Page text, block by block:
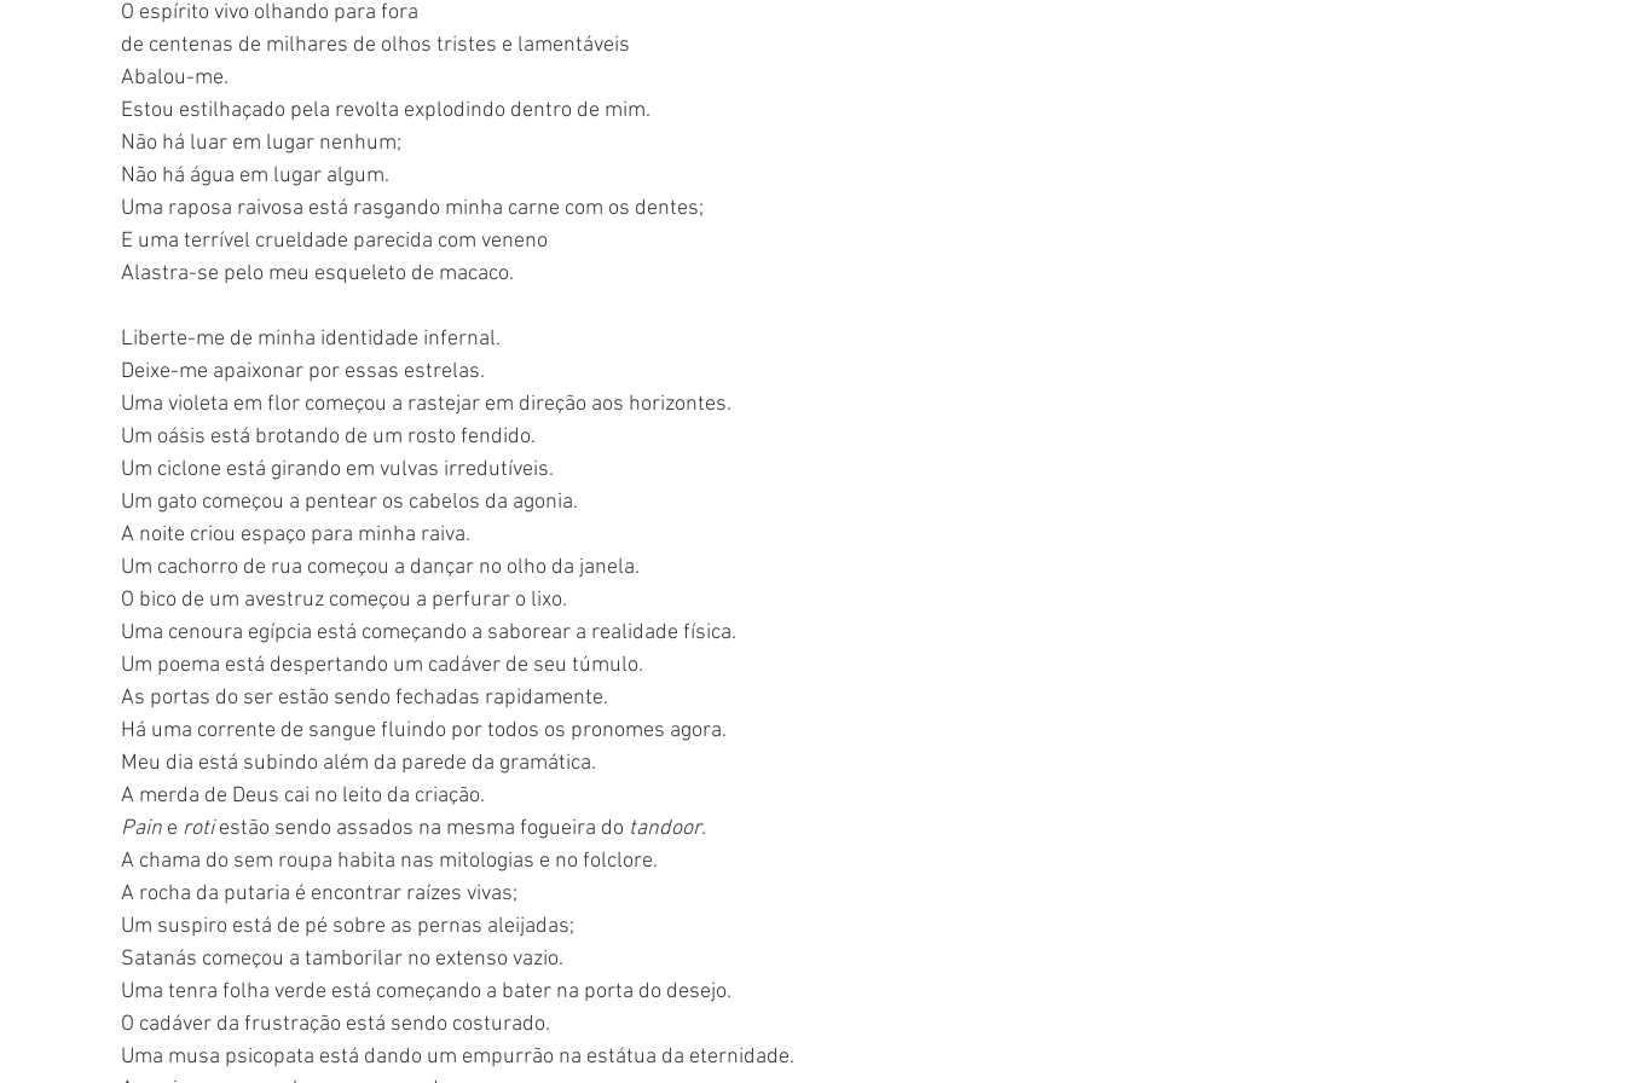
O espírito vivo olhando para fora
de centenas de milhares de olhos tristes e lamentáveis
Abalou-me.
Estou estilhaçado pela revolta explodindo dentro de mim.
Não há luar em lugar nenhum;
Não há água em lugar algum.
Uma raposa raivosa está rasgando minha carne com os dentes;
E uma terrível crueldade parecida com veneno
Alastra-se pelo meu esqueleto de macaco.
Liberte-me de minha identidade infernal.
Deixe-me apaixonar por essas estrelas.
Uma violeta em flor começou a rastejar em direção aos horizontes.
Um oásis está brotando de um rosto fendido.
Um ciclone está girando em vulvas irredutíveis.
Um gato começou a pentear os cabelos da agonia.
A noite criou espaço para minha raiva.
Um cachorro de rua começou a dançar no olho da janela.
O bico de um avestruz começou a perfurar o lixo.
Uma cenoura egípcia está começando a saborear a realidade física.
Um poema está despertando um cadáver de seu túmulo.
As portas do ser estão sendo fechadas rapidamente.
Há uma corrente de sangue fluindo por todos os pronomes agora.
Meu dia está subindo além da parede da gramática.
A merda de Deus cai no leito da criação.
Pain e roti estão sendo assados ​​na mesma fogueira do tandoor.
A chama do sem roupa habita nas mitologias e no folclore.
A rocha da putaria é encontrar raízes vivas;
Um suspiro está de pé sobre as pernas aleijadas;
Satanás começou a tamborilar no extenso vazio.
Uma tenra folha verde está começando a bater na porta do desejo.
O cadáver da frustração está sendo costurado.
Uma musa psicopata está dando um empurrão na estátua da eternidade.